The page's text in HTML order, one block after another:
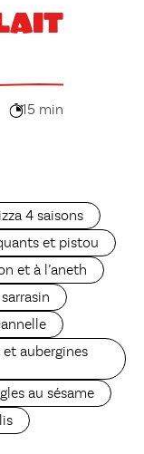
lait
15 min
4 saisons
et pistou
et à l’aneth
aubergines
au sésame